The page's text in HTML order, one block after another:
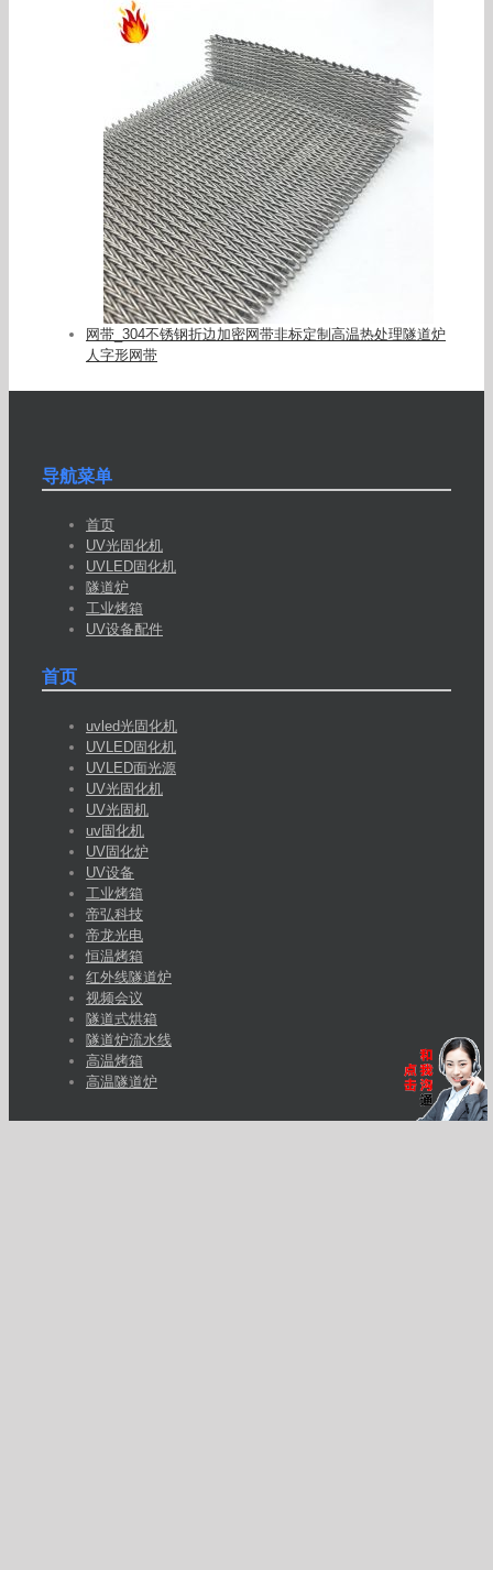
网带_304不锈钢折边加密网带非标定制高温热处理隧道炉
人字形网带
导航菜单
首页
UV光固化机
UVLED固化机
隧道炉
工业烤箱
UV设备配件
首页
uvled光固化机
UVLED固化机
UVLED面光源
UV光固化机
UV光固机
uv固化机
UV固化炉
UV设备
工业烤箱
帝弘科技
帝龙光电
恒温烤箱
红外线隧道炉
视频会议
隧道式烘箱
隧道炉流水线
高温烤箱
高温隧道炉